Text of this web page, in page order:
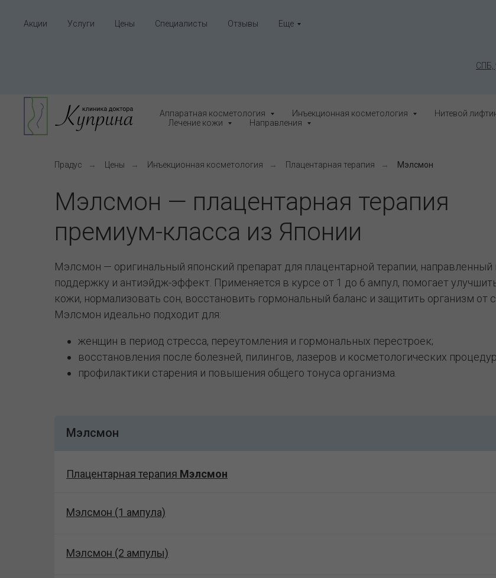
Акции Услуги Цены Специалисты Отзывы Еще
СПБ,
Аппаратная косметология Инъекционная косметология
Нитевой
Лечение кожи
Направления
Прадус → Цены → Инъекционная косметология → Плацентарная терапия → Мэлсмон
Мэлсмон — плацентарная терапия
премиум-класса из Японии
Мэлсмон — оригинальный японский препарат для плацентарной терапии,
поддержку и антиэйдж-эффект. Применяется в курсе от 1 до 6 ампул, помогает
кожи, нормализовать сон, восстановить гормональный баланс и защитить организм от
Мэлсмон идеально подходит для:
женщин в период стресса, переутомления и гормональных перестроек;
восстановления после болезней, пилингов, лазеров и косметологических
профилактики старения и повышения общего тонуса организма.
Мэлсмон
Мэлсмон (2 ампулы)
Мэлсмон (1 ампула)
Плацентарная терапия Мэлсмон